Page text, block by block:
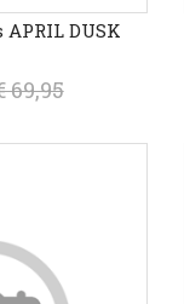
DUSK
69,95